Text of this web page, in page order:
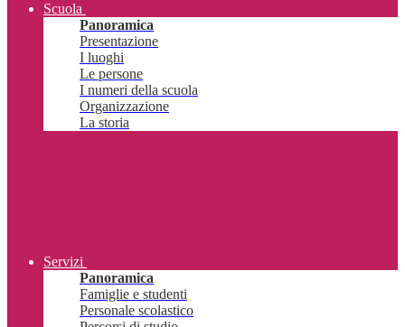
Scuola
Panoramica
Presentazione
I luoghi
Le persone
I numeri della scuola
Organizzazione
La storia
Servizi
Panoramica
Famiglie e studenti
Personale scolastico